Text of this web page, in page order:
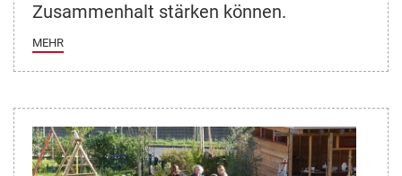
Zusammenhalt stärken können.
MEHR